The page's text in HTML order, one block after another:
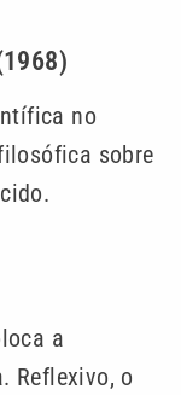
no
sobre
a
Reflexivo, o